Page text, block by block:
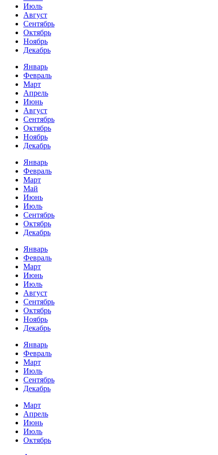
Июль
Август
Сентябрь
Октябрь
Ноябрь
Декабрь
Январь
Февраль
Март
Апрель
Июнь
Август
Сентябрь
Октябрь
Ноябрь
Декабрь
Январь
Февраль
Март
Май
Июнь
Июль
Сентябрь
Октябрь
Декабрь
Январь
Февраль
Март
Июнь
Июль
Август
Сентябрь
Октябрь
Ноябрь
Декабрь
Январь
Февраль
Март
Июль
Сентябрь
Декабрь
Март
Апрель
Июнь
Июль
Октябрь